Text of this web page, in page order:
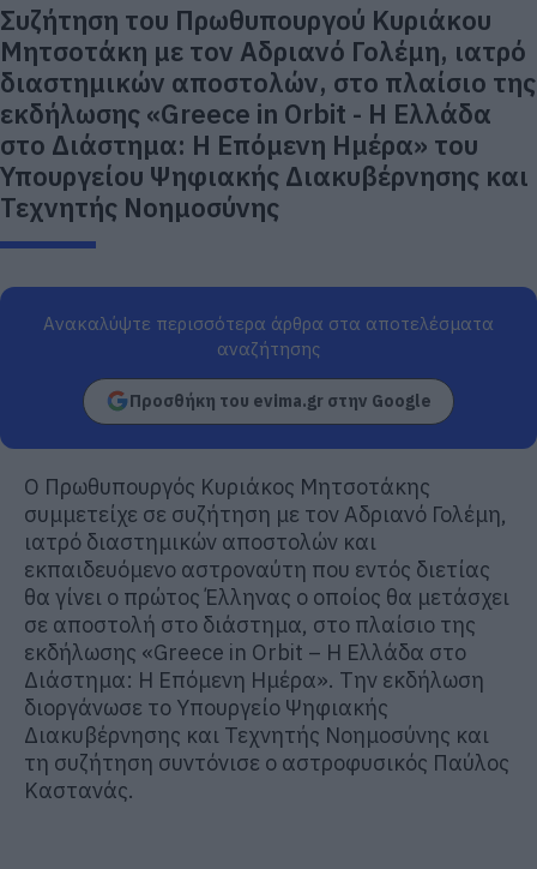
Συζήτηση του Πρωθυπουργού Κυριάκου
Μητσοτάκη με τον Αδριανό Γολέμη, ιατρό
διαστημικών αποστολών, στο πλαίσιο της
εκδήλωσης «Greece in Orbit - Η Ελλάδα
στο Διάστημα: Η Επόμενη Ημέρα» του
Υπουργείου Ψηφιακής Διακυβέρνησης και
Τεχνητής Νοημοσύνης
Ανακαλύψτε περισσότερα άρθρα στα αποτελέσματα
αναζήτησης
Προσθήκη του evima.gr στην Google
Ο Πρωθυπουργός Κυριάκος Μητσοτάκης
συμμετείχε σε συζήτηση με τον Αδριανό Γολέμη,
ιατρό διαστημικών αποστολών και
εκπαιδευόμενο αστροναύτη που εντός διετίας
θα γίνει ο πρώτος Έλληνας ο οποίος θα μετάσχει
σε αποστολή στο διάστημα, στο πλαίσιο της
εκδήλωσης «Greece in Orbit – Η Ελλάδα στο
Διάστημα: Η Επόμενη Ημέρα». Την εκδήλωση
διοργάνωσε το Υπουργείο Ψηφιακής
Διακυβέρνησης και Τεχνητής Νοημοσύνης και
τη συζήτηση συντόνισε ο αστροφυσικός Παύλος
Καστανάς.